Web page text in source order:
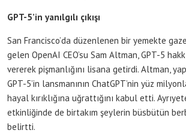
GPT-5’in yanılgılı çıkışı
San Francisco’da düzenlenen bir yemekte
gelen OpenAI CEO’su Sam Altman, GPT-5
vererek pişmanlığını lisana getirdi. Altman,
GPT-5’in lansmanının ChatGPT’nin yüz
hayal kırıklığına uğrattığını kabul etti.
etkinliğinde de birtakım şeylerin büsbütün
belirtti.